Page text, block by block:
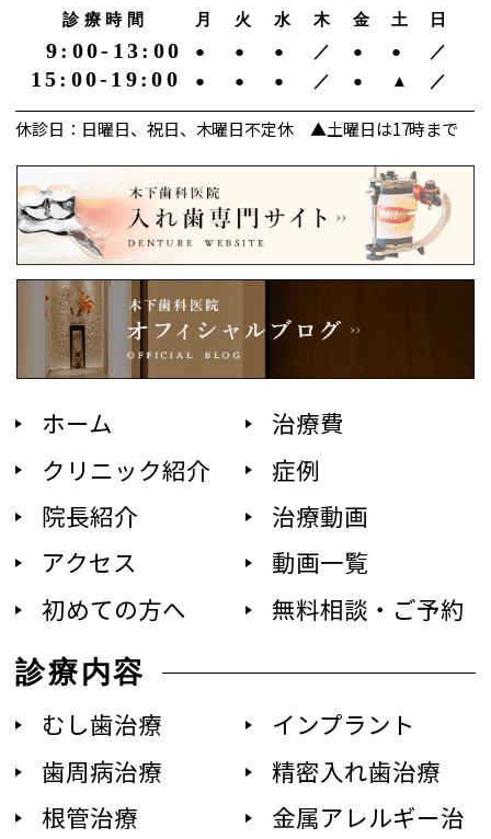
診療時間 月 火 水 木 金 土 日
9:00-13:00 ● ● ● ／ ● ● ／
15:00-19:00 ● ● ● ／ ● ▲ ／
休診日：日曜日、祝日、木曜日不定休 ▲土曜日は17時まで
ホーム
クリニック紹介
院長紹介
アクセス
初めての方へ
治療費
症例
治療動画
動画一覧
無料相談・ご予約
診療内容
むし歯治療
歯周病治療
根管治療
インプラント
精密入れ歯治療
金属アレルギー治